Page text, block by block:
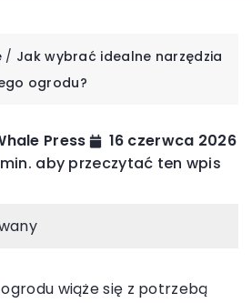
/ Jak wybrać idealne narzędzia
ogrodu?
Press
16 czerwca 2026
aby przeczytać ten wpis
wiąże się z potrzebą